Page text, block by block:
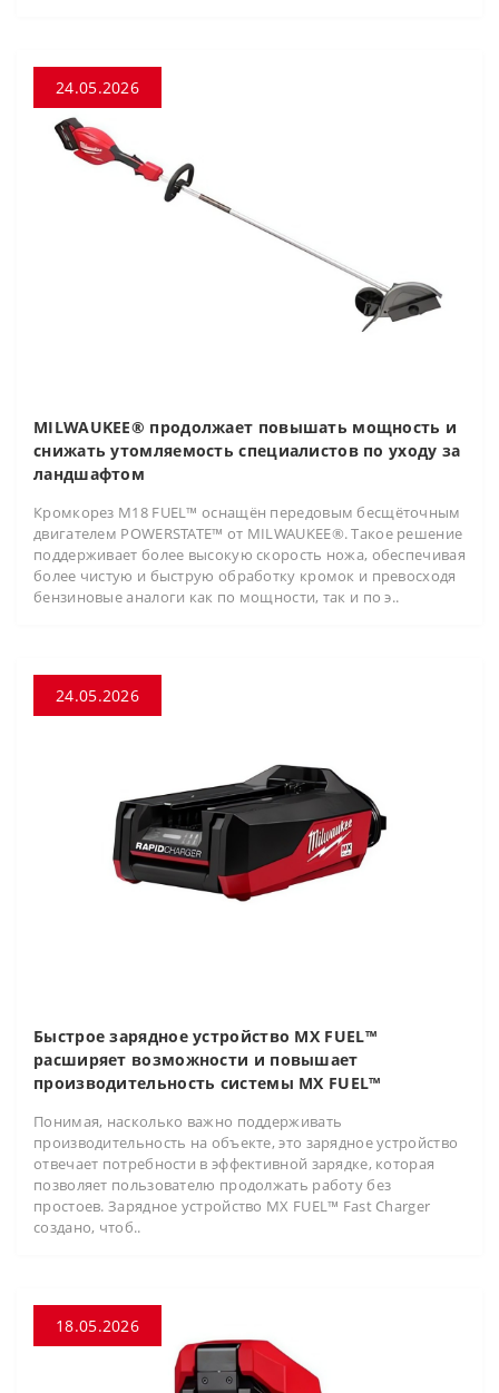
24.05.2026
MILWAUKEE® продолжает повышать мощность и
снижать утомляемость специалистов по уходу за
ландшафтом
Кромкорез M18 FUEL™ оснащён передовым бесщёточным
двигателем POWERSTATE™ от MILWAUKEE®. Такое решение
поддерживает более высокую скорость ножа, обеспечивая
более чистую и быструю обработку кромок и превосходя
бензиновые аналоги как по мощности, так и по э..
24.05.2026
Быстрое зарядное устройство MX FUEL™
расширяет возможности и повышает
производительность системы MX FUEL™
Понимая, насколько важно поддерживать
производительность на объекте, это зарядное устройство
отвечает потребности в эффективной зарядке, которая
позволяет пользователю продолжать работу без
простоев. Зарядное устройство MX FUEL™ Fast Charger
создано, чтоб..
18.05.2026